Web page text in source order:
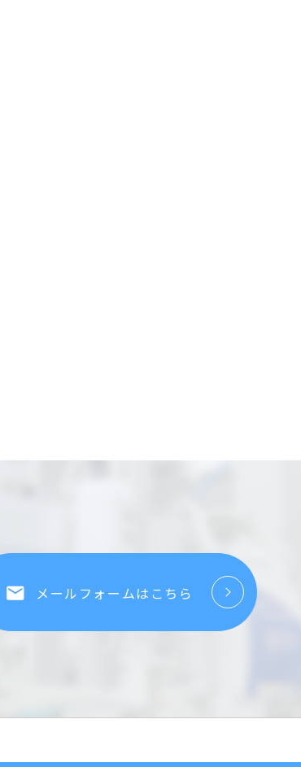
local_post_office メールフォームはこちら